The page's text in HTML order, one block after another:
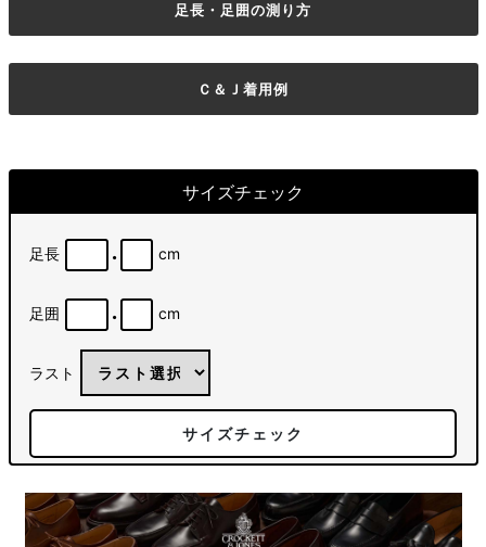
足長・足囲の測り方
Ｃ＆Ｊ着用例
サイズチェック
足長 . cm
足囲 . cm
ラスト
サイズチェック